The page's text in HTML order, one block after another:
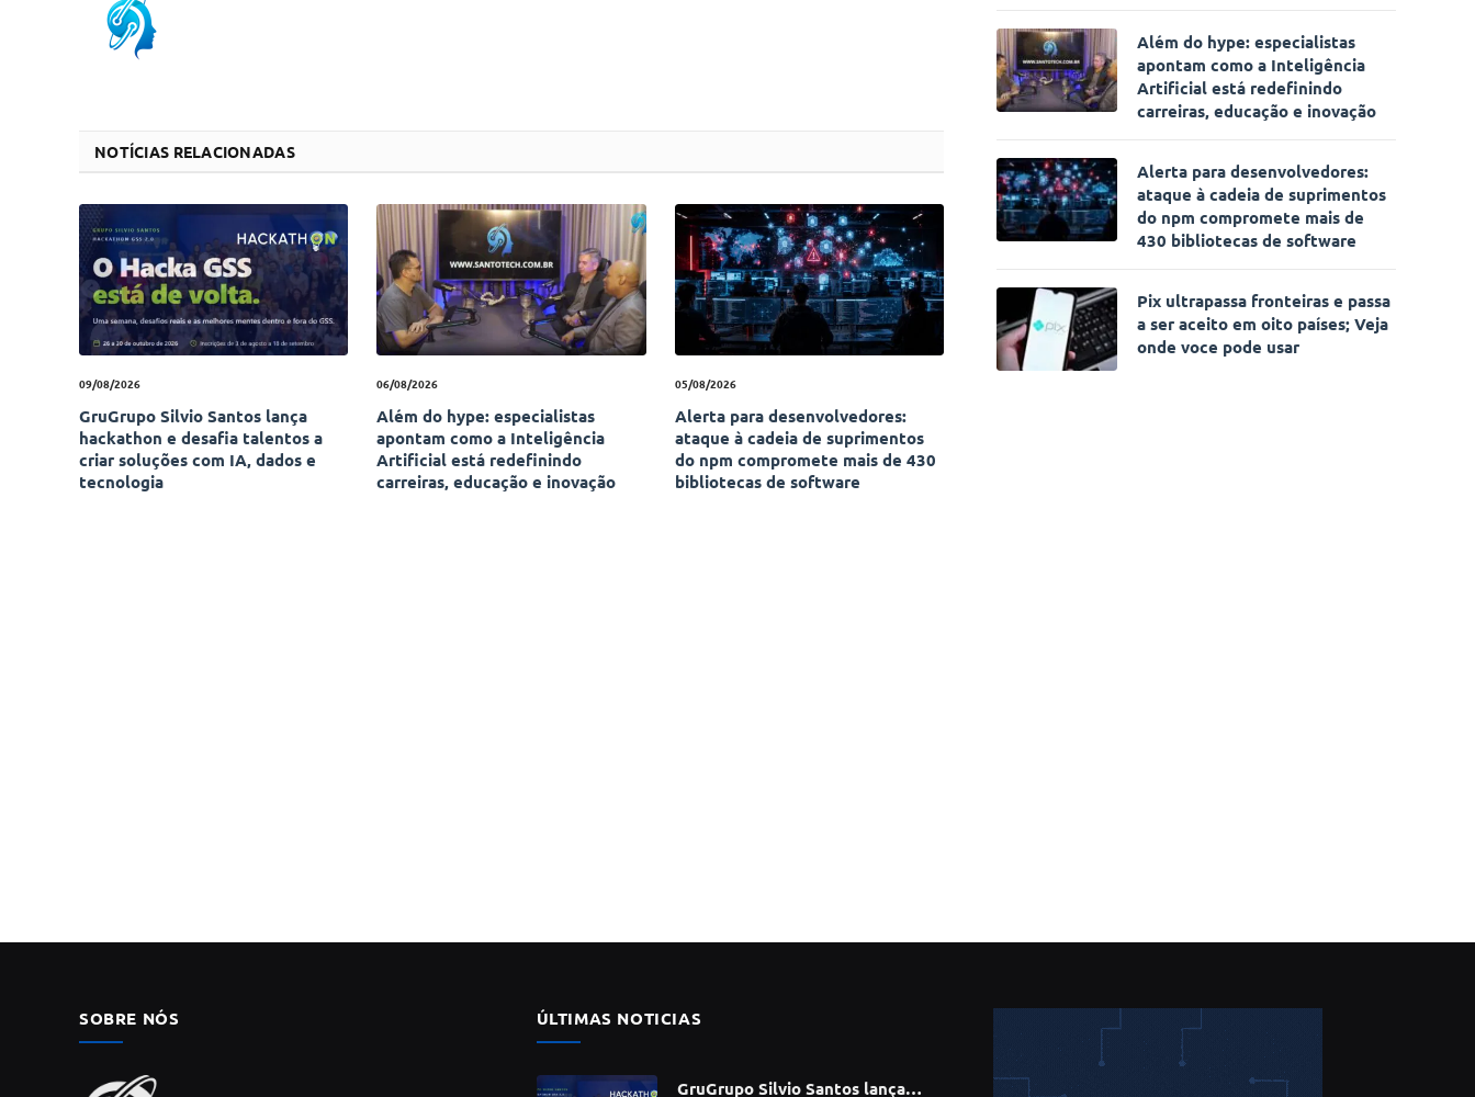
NOTÍCIAS RELACIONADAS
09/08/2026
GruGrupo Silvio Santos lança
hackathon e desafia talentos a
criar soluções com IA, dados e
tecnologia
06/08/2026
Além do hype: especialistas
apontam como a Inteligência
Artificial está redefinindo
carreiras, educação e inovação
05/08/2026
Alerta para desenvolvedores:
ataque à cadeia de suprimentos
do npm compromete mais de 430
bibliotecas de software
Além do hype: especialistas
apontam como a Inteligência
Artificial está redefinindo
carreiras, educação e inovação
Alerta para desenvolvedores:
ataque à cadeia de suprimentos
do npm compromete mais de
430 bibliotecas de software
Pix ultrapassa fronteiras e passa
a ser aceito em oito países; Veja
onde voce pode usar
SOBRE NÓS ÚLTIMAS NOTICIAS
GruGrupo Silvio Santos lança